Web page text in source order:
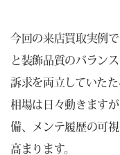
今回の来店買取実例
と装飾品質のバラン
訴求を両立していた
相場は日々動きます
備、メンテ履歴の可
高まります。